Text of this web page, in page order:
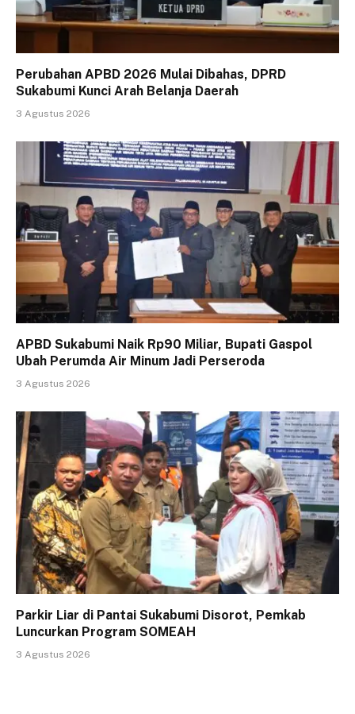
Perubahan APBD 2026 Mulai Dibahas, DPRD
Sukabumi Kunci Arah Belanja Daerah
3 Agustus 2026
APBD Sukabumi Naik Rp90 Miliar, Bupati Gaspol
Ubah Perumda Air Minum Jadi Perseroda
3 Agustus 2026
Parkir Liar di Pantai Sukabumi Disorot, Pemkab
Luncurkan Program SOMEAH
3 Agustus 2026